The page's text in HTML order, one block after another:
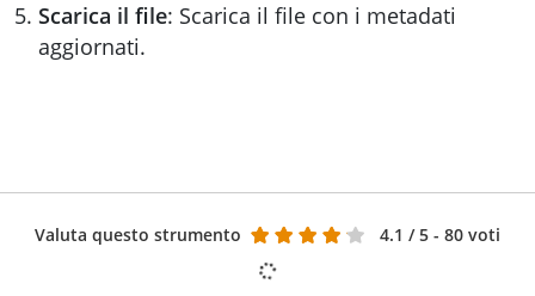
Scarica il file: Scarica il file con i metadati
aggiornati.
Valuta questo strumento 4.1 / 5 - 80 voti